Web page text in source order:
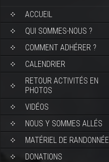
ACCUEIL
QUI SOMMES-NOUS ?
COMMENT ADHÉRER ?
CALENDRIER
RETOUR ACTIVITÉS EN
PHOTOS
VIDÉOS
NOUS Y SOMMES ALLÉS
MATÉRIEL DE RANDONNÉE
DONATIONS